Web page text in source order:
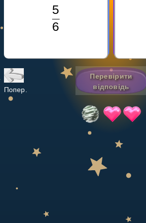
НАВЧАЛЬНИЙ ПЛАН
Select curriculum
Попер.
Перевірити
відповідь